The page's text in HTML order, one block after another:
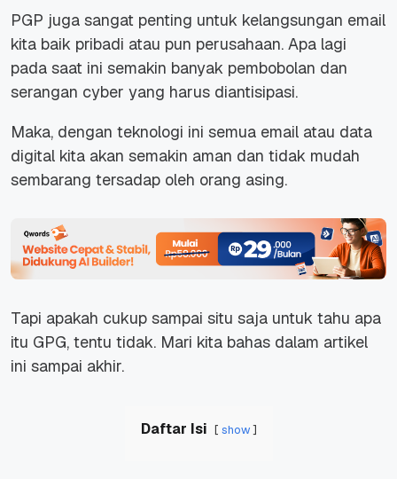
PGP juga sangat penting untuk kelangsungan email
kita baik pribadi atau pun perusahaan. Apa lagi
pada saat ini semakin banyak pembobolan dan
serangan cyber yang harus diantisipasi.
Maka, dengan teknologi ini semua email atau data
digital kita akan semakin aman dan tidak mudah
sembarang tersadap oleh orang asing.
Tapi apakah cukup sampai situ saja untuk tahu apa
itu GPG, tentu tidak. Mari kita bahas dalam artikel
ini sampai akhir.
Daftar Isi show